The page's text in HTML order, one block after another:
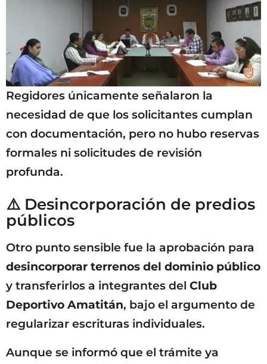
Regidores únicamente señalaron la
necesidad de que los solicitantes cumplan
con documentación, pero no hubo reservas
formales ni solicitudes de revisión
profunda.
⚠️ Desincorporación de predios
públicos
Otro punto sensible fue la aprobación para
desincorporar terrenos del dominio público
y transferirlos a integrantes del Club
Deportivo Amatitán, bajo el argumento de
regularizar escrituras individuales.
Aunque se informó que el trámite ya